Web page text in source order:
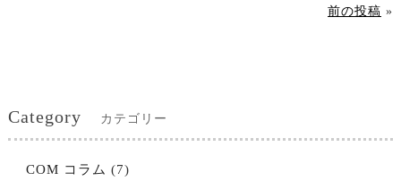
前の投稿 »
Category カテゴリー
COM コラム (7)